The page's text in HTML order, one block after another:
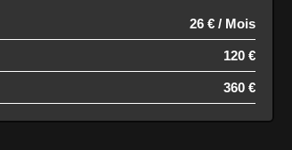
26 € / Mois
120 €
360 €